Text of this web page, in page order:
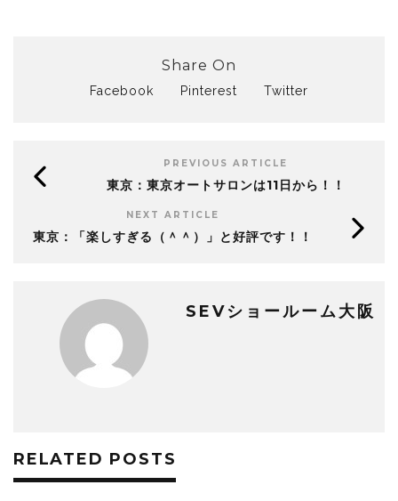
Share On
Facebook Pinterest Twitter
PREVIOUS ARTICLE
東京：東京オートサロンは11日から！！
NEXT ARTICLE
東京：「楽しすぎる（＾＾）」と好評です！！
SEVショールーム大阪
RELATED POSTS